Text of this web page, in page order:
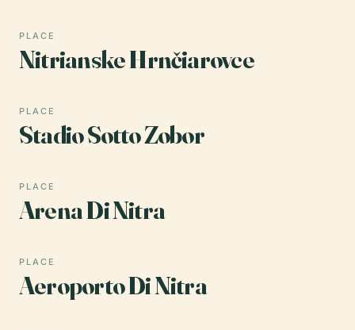
PLACE
Nitrianske Hrnčiarovce
PLACE
Stadio Sotto Zobor
PLACE
Arena Di Nitra
PLACE
Aeroporto Di Nitra